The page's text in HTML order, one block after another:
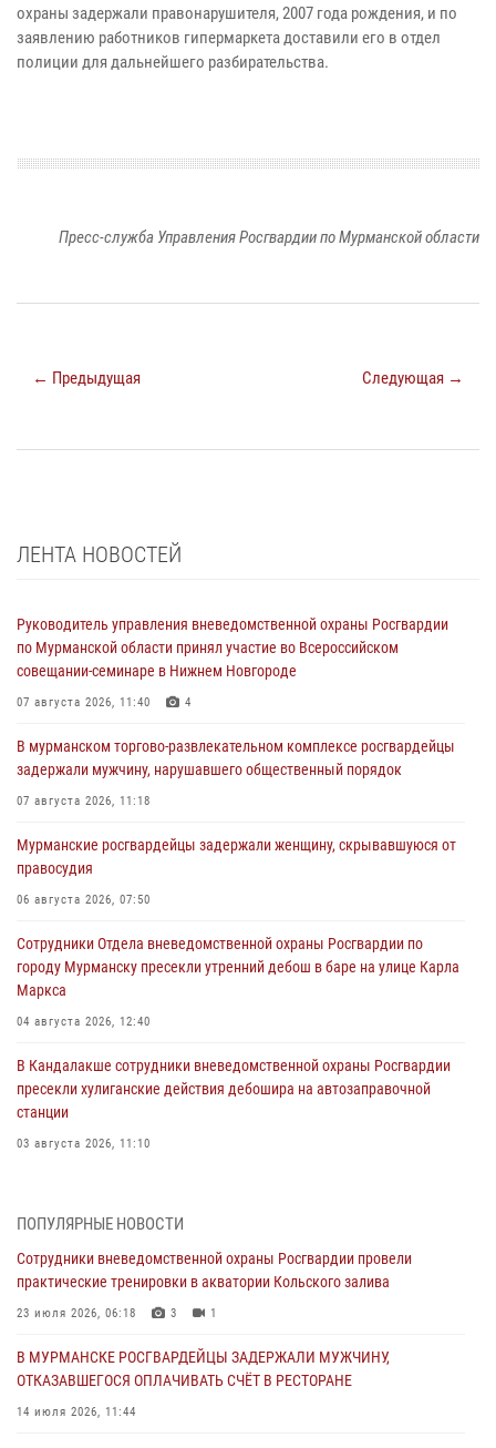
охраны задержали правонарушителя, 2007 года рождения, и по
заявлению работников гипермаркета доставили его в отдел
полиции для дальнейшего разбирательства.
Пресс-служба Управления Росгвардии по Мурманской области
← Предыдущая Следующая →
ЛЕНТА НОВОСТЕЙ
Руководитель управления вневедомственной охраны Росгвардии
по Мурманской области принял участие во Всероссийском
совещании-семинаре в Нижнем Новгороде
07 августа 2026, 11:40 4
В мурманском торгово-развлекательном комплексе росгвардейцы
задержали мужчину, нарушавшего общественный порядок
07 августа 2026, 11:18
Мурманские росгвардейцы задержали женщину, скрывавшуюся от
правосудия
06 августа 2026, 07:50
Сотрудники Отдела вневедомственной охраны Росгвардии по
городу Мурманску пресекли утренний дебош в баре на улице Карла
Маркса
04 августа 2026, 12:40
В Кандалакше сотрудники вневедомственной охраны Росгвардии
пресекли хулиганские действия дебошира на автозаправочной
станции
03 августа 2026, 11:10
комиссий в преддверии выборов
31 июля 2026, 08:43 3
Мурманские росгвардейцы задержали мужчину, не оплатившего
30 июля 2026, 06:44
В Мурманске сотрудники Росгвардии пресекли ночной дебош в
ПОПУЛЯРНЫЕ НОВОСТИ
Сотрудники вневедомственной охраны Росгвардии провели
практические тренировки в акватории Кольского залива
23 июля 2026, 06:18 3 1
В МУРМАНСКЕ РОСГВАРДЕЙЦЫ ЗАДЕРЖАЛИ МУЖЧИНУ,
ОТКАЗАВШЕГОСЯ ОПЛАЧИВАТЬ СЧЁТ В РЕСТОРАНЕ
14 июля 2026, 11:44